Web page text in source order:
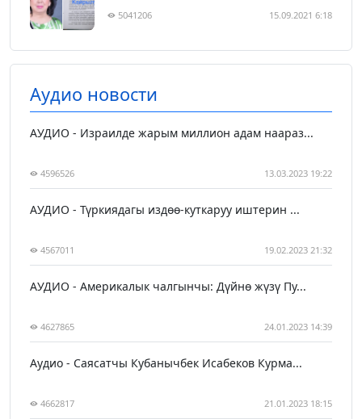
5041206 15.09.2021 6:18
Аудио новости
АУДИО - Израилде жарым миллион адам наараз...
4596526 13.03.2023 19:22
АУДИО - Түркиядагы издөө-куткаруу иштерин ...
4567011 19.02.2023 21:32
АУДИО - Америкалык чалгынчы: Дүйнө жүзү Пу...
4627865 24.01.2023 14:39
Аудио - Саясатчы Кубанычбек Исабеков Курма...
4662817 21.01.2023 18:15